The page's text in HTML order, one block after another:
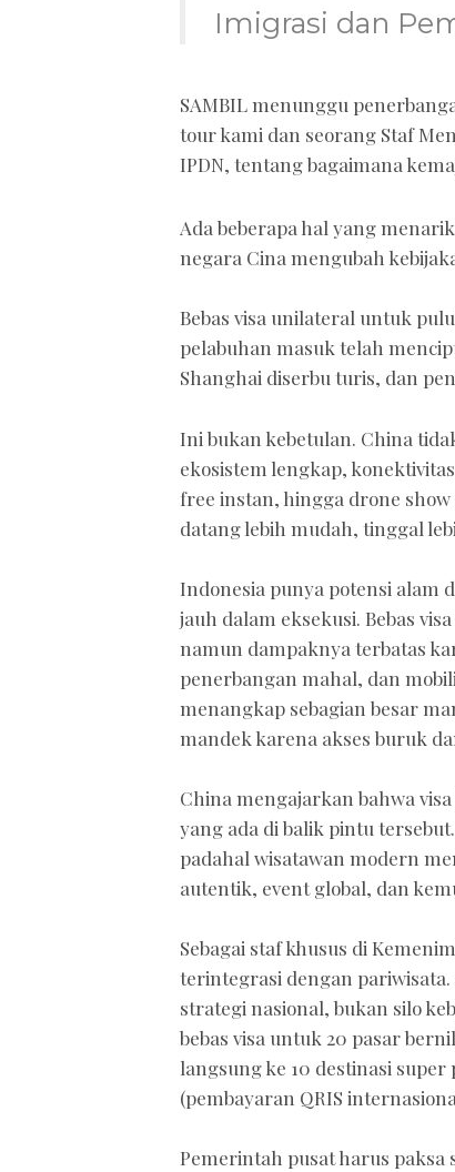
Imigrasi dan
SAMBIL menunggu
tour kami dan seorang Staf
IPDN, tentang bagaimana
Ada beberapa hal yang
negara Cina mengubah
Bebas visa unilateral untuk
pelabuhan masuk telah
Shanghai diserbu turis, dan
Ini bukan kebetulan. China
ekosistem lengkap,
free instan, hingga drone show
datang lebih mudah, tinggal
Indonesia punya potensi alam
jauh dalam eksekusi. Bebas
namun dampaknya terbatas
penerbangan mahal, dan
menangkap sebagian besar
mandek karena akses buruk
China mengajarkan bahwa
yang ada di balik pintu
padahal wisatawan modern
autentik, event global, dan
Sebagai staf khusus di
terintegrasi dengan pariwisata.
strategi nasional, bukan silo
bebas visa untuk 20 pasar
langsung ke 10 destinasi
(pembayaran QRIS
Pemerintah pusat harus